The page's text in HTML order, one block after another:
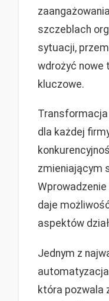
szczeblach
sytuacji,
wdrożyć nowe
kluczowe.
dla każdej
zmieniającym
daje
aspektów
Jednym z
która pozwala